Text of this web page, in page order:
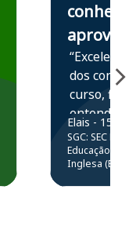
conhece,
aprova
“Excelente
dos
curso,
entender e
prática
resolução
questões.”
Elais - 15/07/
SGC: SEC BA
Educação
Inglesa (Edital